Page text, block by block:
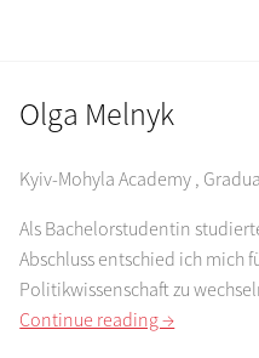
Olga Melnyk
Kyiv-Mohyla Academy ,
Als Bachelorstudentin
Abschluss entschied ich mich
Politikwissenschaft zu
Continue reading →